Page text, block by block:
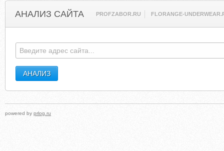
АНАЛИЗ САЙТА PROFZABOR.RU FLORANGE-
powered by prlog.ru